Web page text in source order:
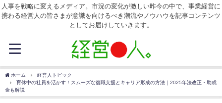
人事を戦略に変えるメディア。市況の変化が激しい昨今の中で、事業経営に
携わる経営人の皆さまが意識を向けるべき潮流やノウハウを記事コンテンツ
としてお届けしていきます。
ホーム
経営人トピック
育休中の社員を活かす！スムーズな復職支援とキャリア形成の方法｜2025年法改正・助成
金も解説